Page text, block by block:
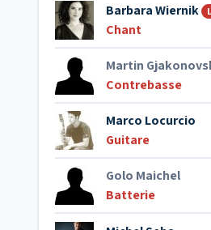
Barbara Wiernik
Chant
Martin
Contrebasse
Marco Locurcio
Guitare
Golo Maichel
Batterie